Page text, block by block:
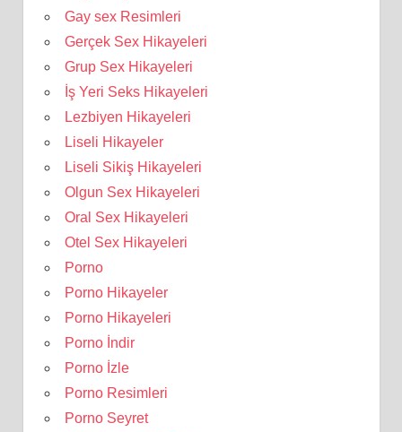
Gay sex Resimleri
Gerçek Sex Hikayeleri
Grup Sex Hikayeleri
İş Yeri Seks Hikayeleri
Lezbiyen Hikayeleri
Liseli Hikayeler
Liseli Sikiş Hikayeleri
Olgun Sex Hikayeleri
Oral Sex Hikayeleri
Otel Sex Hikayeleri
Porno
Porno Hikayeler
Porno Hikayeleri
Porno İndir
Porno İzle
Porno Resimleri
Porno Seyret